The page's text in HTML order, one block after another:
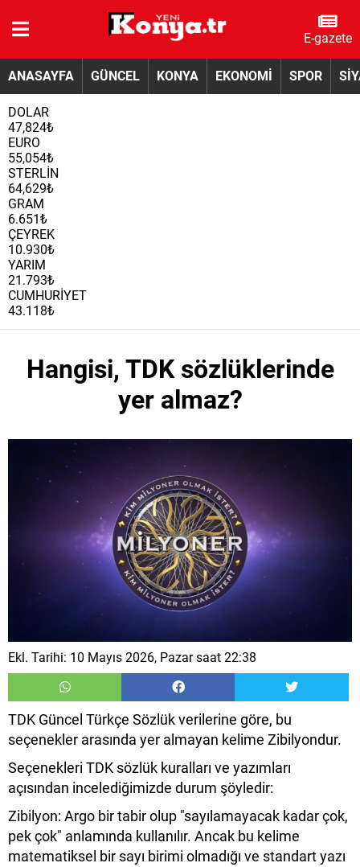
E-gazete
ANASAYFA GÜNCEL KONYA EKONOMİ SPOR
DOLAR
47,824₺
EURO
55,054₺
STERLİN
64,629₺
GRAM
6.651₺
ÇEYREK
10.930₺
YARIM
21.793₺
CUMHURİYET
43.118₺
Hangisi, TDK sözlüklerinde
yer almaz?
Ekl. Tarihi: 10 Mayıs 2026, Pazar saat 22:38
TDK Güncel Türkçe Sözlük verilerine göre, bu
seçenekler arasında yer almayan kelime Zibilyondur.
​Seçenekleri TDK sözlük kuralları ve yazımları
açısından incelediğimizde durum şöyledir:
​Zibilyon: Argo bir tabir olup "sayılamayacak kadar çok,
pek çok" anlamında kullanılır. Ancak bu kelime
matematiksel bir sayı birimi olmadığı ve standart yazı